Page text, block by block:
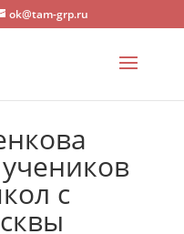
ok@tam-grp.ru
с